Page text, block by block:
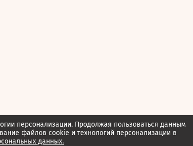
персонализации. Продолжая пользоваться данным
файлов cookie и технологий персонализации в
данных.